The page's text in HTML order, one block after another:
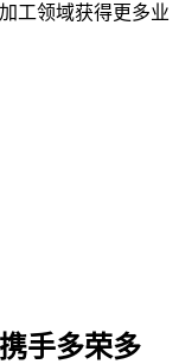
工领域获得更多业
手多荣多